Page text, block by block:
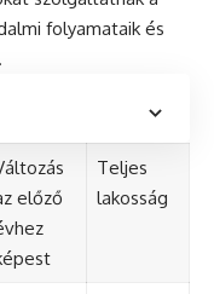
folyamataik és
előző
Teljes
lakosság